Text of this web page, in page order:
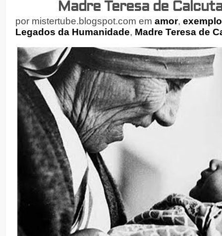
,
de
Madre Teresa de
por mistertube.blogspot.com em amor,
Legados da Humanidade, Madre Teresa de